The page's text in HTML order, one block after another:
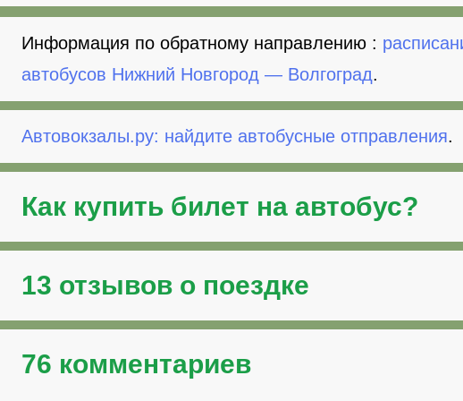
Информация по обратному направлению :
автобусов Нижний Новгород — Волгоград.
Автовокзалы.ру: найдите автобусные отправления.
Как купить билет на автобус?
13 отзывов о поездке
76 комментариев